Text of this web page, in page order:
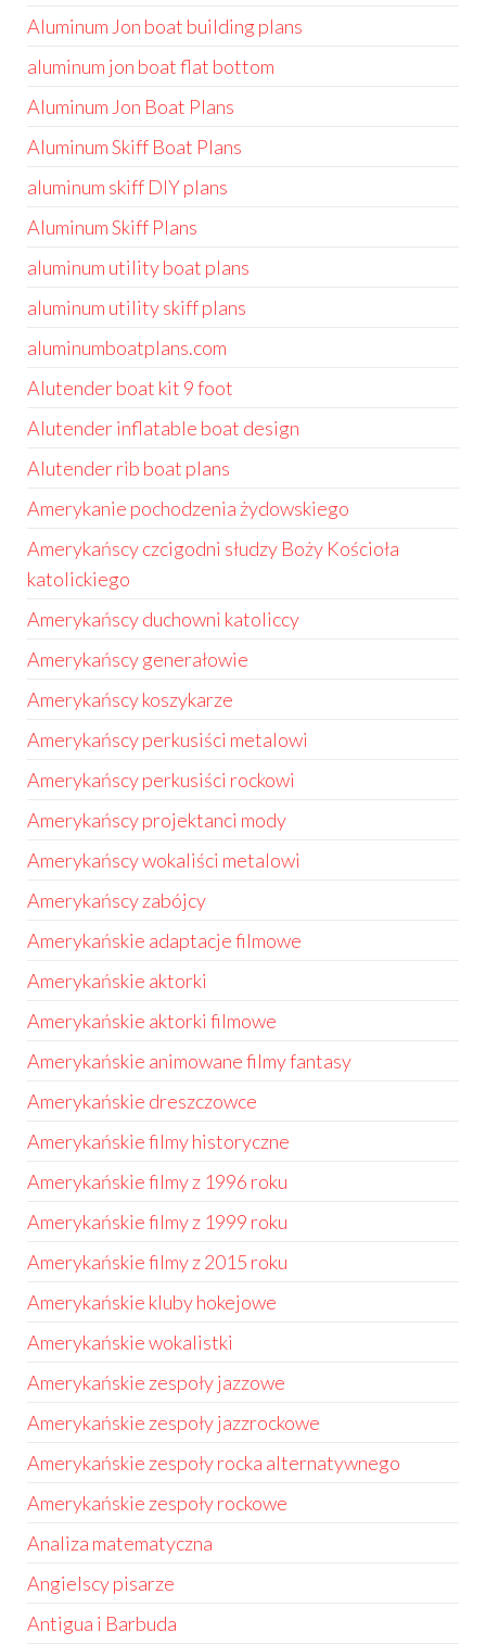
Aluminum Jon boat building plans
aluminum jon boat flat bottom
Aluminum Jon Boat Plans
Aluminum Skiff Boat Plans
aluminum skiff DIY plans
Aluminum Skiff Plans
aluminum utility boat plans
aluminum utility skiff plans
aluminumboatplans.com
Alutender boat kit 9 foot
Alutender inflatable boat design
Alutender rib boat plans
Amerykanie pochodzenia żydowskiego
Amerykańscy czcigodni słudzy Boży Kościoła
katolickiego
Amerykańscy duchowni katoliccy
Amerykańscy generałowie
Amerykańscy koszykarze
Amerykańscy perkusiści metalowi
Amerykańscy perkusiści rockowi
Amerykańscy projektanci mody
Amerykańscy wokaliści metalowi
Amerykańscy zabójcy
Amerykańskie adaptacje filmowe
Amerykańskie aktorki
Amerykańskie aktorki filmowe
Amerykańskie animowane filmy fantasy
Amerykańskie dreszczowce
Amerykańskie filmy historyczne
Amerykańskie filmy z 1996 roku
Amerykańskie filmy z 1999 roku
Amerykańskie filmy z 2015 roku
Amerykańskie kluby hokejowe
Amerykańskie wokalistki
Amerykańskie zespoły jazzowe
Amerykańskie zespoły jazzrockowe
Amerykańskie zespoły rocka alternatywnego
Amerykańskie zespoły rockowe
Analiza matematyczna
Angielscy pisarze
Antigua i Barbuda